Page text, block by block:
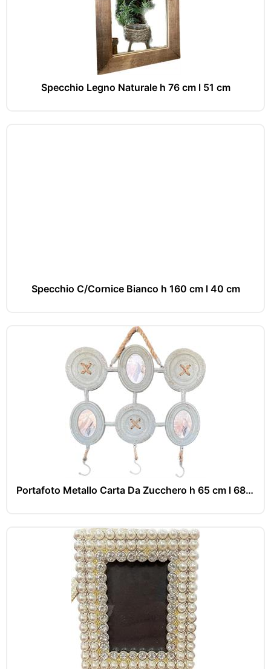
Specchio Legno Naturale h 76 cm l 51 cm
Specchio C/Cornice Bianco h 160 cm l 40 cm
Portafoto Metallo Carta Da Zucchero h 65 cm l 68 cm